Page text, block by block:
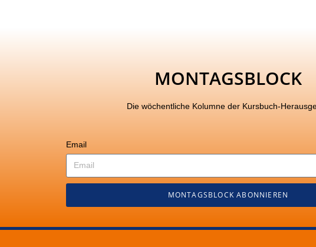
MONTAGSBLOCK
Die wöchentliche Kolumne der Kursbuch-
Email
MONTAGSBLOCK ABONNIEREN